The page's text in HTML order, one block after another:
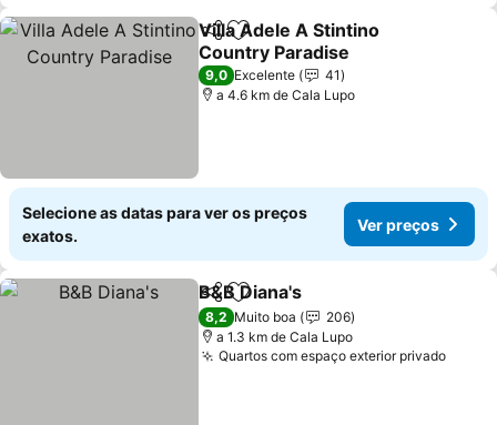
PartilharAdicionar aos favoritos
Villa Adele A Stintino
Country Paradise
9,0 Excelente
41
a 4.6 km de Cala Lupo
Selecione as datas para ver os preços
exatos.
Ver preços
PartilharAdicionar aos favoritos
B&B Diana's
8,2 Muito boa
206
a 1.3 km de Cala Lupo
Quartos com espaço exterior privado